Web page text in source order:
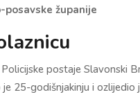
posavske županije
postaje Slavonski
25-godišnjakinju i ozlijedio